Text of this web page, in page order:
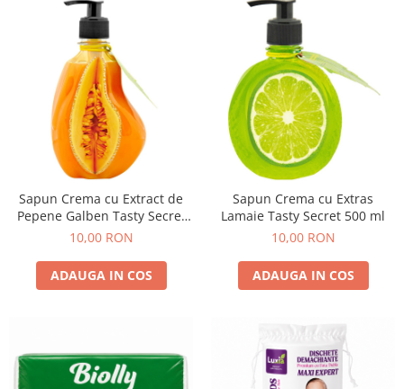
Sapun Crema cu Extract de
Pepene Galben Tasty Secret
500 ml
10,00 RON
ADAUGA IN COS
Sapun Crema cu Extras
Lamaie Tasty Secret 500 ml
10,00 RON
ADAUGA IN COS